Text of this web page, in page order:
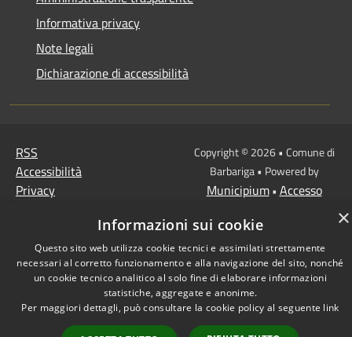
Informativa privacy
Note legali
Dichiarazione di accessibilità
RSS
Accessibilità
Privacy
Copyright © 2026 • Comune di
Barbariga • Powered by
Municipium• Accesso
×
Informazioni sui cookie
Questo sito web utilizza cookie tecnici e assimilati strettamente
necessari al corretto funzionamento e alla navigazione del sito, nonché
un cookie tecnico analitico al solo fine di elaborare informazioni
statistiche, aggregate e anonime.
Per maggiori dettagli, può consultare la cookie policy al seguente link